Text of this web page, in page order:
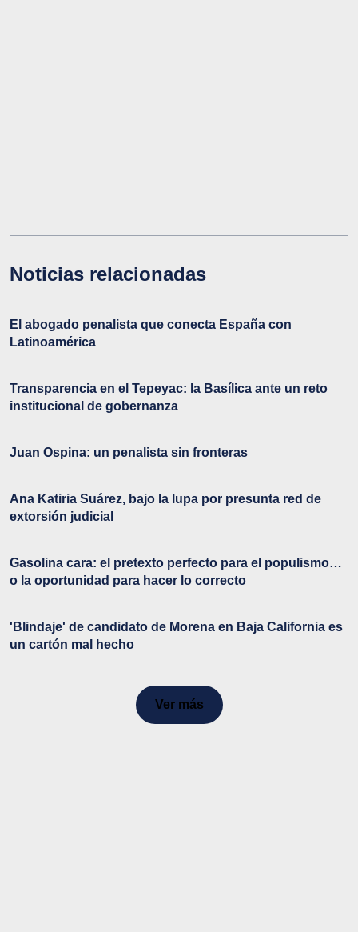
Noticias relacionadas
El abogado penalista que conecta España con
Latinoamérica
Transparencia en el Tepeyac: la Basílica ante un reto
institucional de gobernanza
Juan Ospina: un penalista sin fronteras
Ana Katiria Suárez, bajo la lupa por presunta red de
extorsión judicial
Gasolina cara: el pretexto perfecto para el populismo…
o la oportunidad para hacer lo correcto
'Blindaje' de candidato de Morena en Baja California es
un cartón mal hecho
Ver más